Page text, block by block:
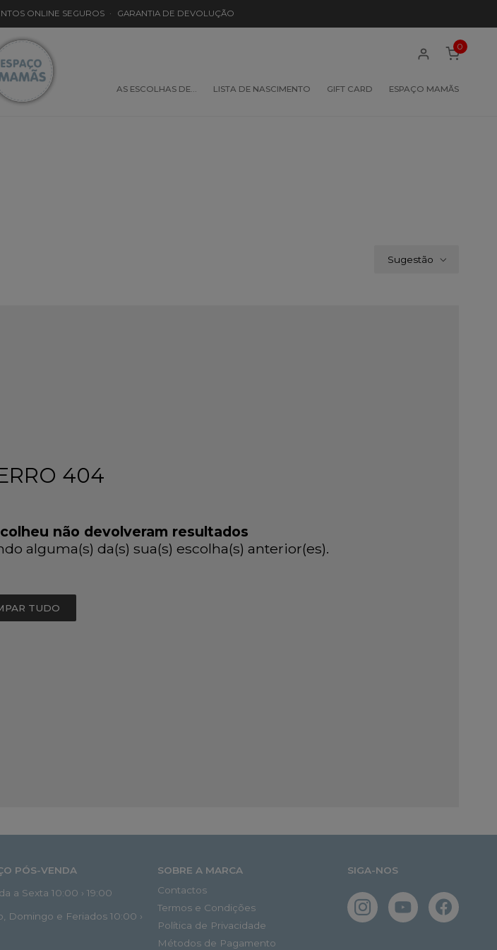
ONLINE SEGUROS · GARANTIA DE DEVOLUÇÃO
AS ESCOLHAS DE… LISTA DE NASCIMENTO GIFT CARD ESPAÇO MAMÃS
0
Sugestão
404
não devolveram resultados
alguma(s) da(s) sua(s) escolha(s) anterior(es).
TUDO
PÓS-VENDA
a Sexta 10:00 › 19:00
Domingo e Feriados 10:00 ›
SOBRE A MARCA
Contactos
Termos e Condições
Política de Privacidade
Métodos de Pagamento
SIGA-NOS